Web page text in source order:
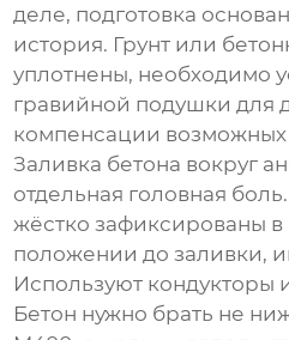
деле, подготовка
история. Грунт или
уплотнены, необходимо
гравийной подушки для
компенсации
Заливка бетона вокруг
отдельная головная
жёстко зафиксированы
положении до заливки,
Используют кондукторы
Бетон нужно брать не